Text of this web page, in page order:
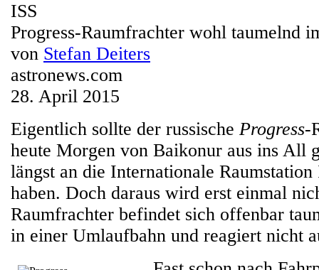
ISS
Progress-Raumfrachter wohl taumelnd
von Stefan Deiters
astronews.com
28. April 2015
Eigentlich sollte der russische Progress-
heute Morgen von Baikonur aus ins All
längst an die Internationale Raumstation
haben. Doch daraus wird erst einmal
Raumfrachter befindet sich offenbar
in einer Umlaufbahn und reagiert nicht